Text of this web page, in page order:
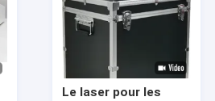
Le laser pour les